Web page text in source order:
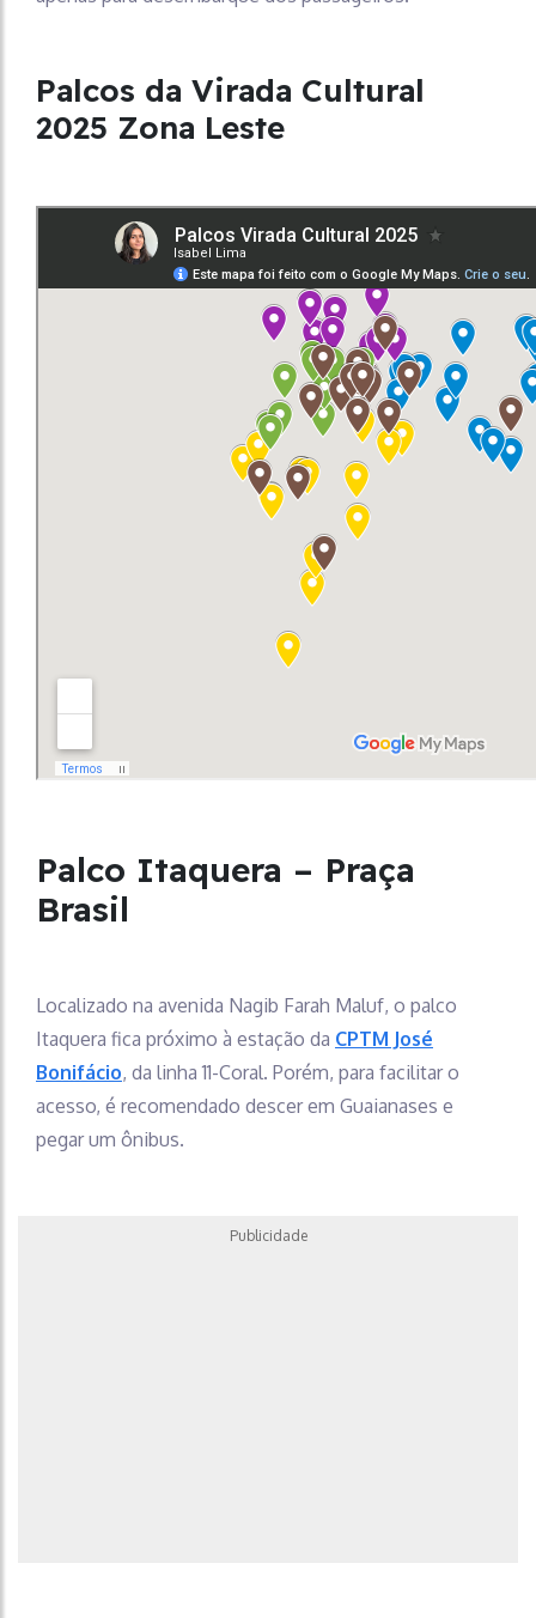
Palcos da Virada Cultural
2025 Zona Leste
Palco Itaquera – Praça
Brasil
Localizado na avenida Nagib Farah Maluf, o palco
Itaquera fica próximo à estação da CPTM José
Bonifácio, da linha 11-Coral. Porém, para facilitar o
acesso, é recomendado descer em Guaianases e
pegar um ônibus.
Publicidade